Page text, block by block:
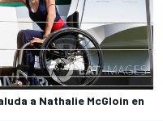
a Nathalie McGloin en